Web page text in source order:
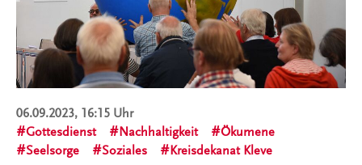
06.09.2023, 16:15 Uhr
Gottesdienst
Nachhaltigkeit
Ökumene
Seelsorge
Soziales Kreisdekanat Kleve